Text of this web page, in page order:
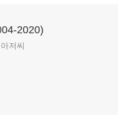
2020)
저씨